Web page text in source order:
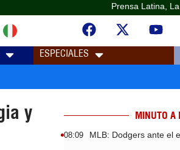
Prensa Latina,
ESPECIALES
y
MINUTO A
08:09 MLB: Dodgers ante el